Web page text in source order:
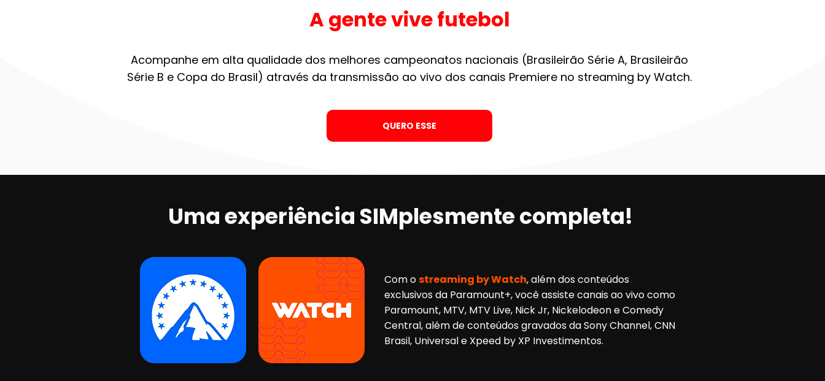
Uma experiência SIMplesmente completa!
Com ostreaming by Watch, além dos conteúdos
exclusivos da Paramount+, você assiste canais ao vivo como
Paramount, MTV, MTV Live, Nick Jr, Nickelodeon e Comedy
Central, além de conteúdos gravados da Sony Channel, CNN
Brasil, Universal e Xpeed by XP Investimentos.
A gente vive futebol
Acompanhe em alta qualidade dos melhores campeonatos nacionais (Brasileirão Série A, Brasileirão
Série B e Copa do Brasil) através da transmissão ao vivo dos canais Premiere no streaming by Watch.
QUERO ESSE